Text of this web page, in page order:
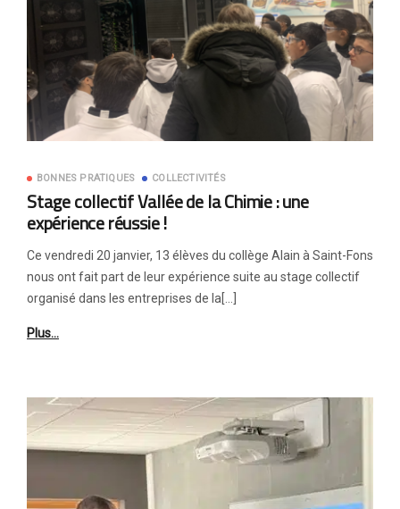
BONNES PRATIQUES COLLECTIVITÉS
Stage collectif Vallée de la Chimie : une
expérience réussie !
Ce vendredi 20 janvier, 13 élèves du collège Alain à Saint-Fons
nous ont fait part de leur expérience suite au stage collectif
organisé dans les entreprises de la[…]
Plus…